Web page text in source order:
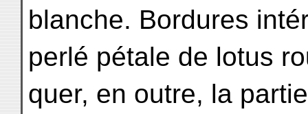
blanche. Bordures
perlé pétale de lotus
quer, en outre, la